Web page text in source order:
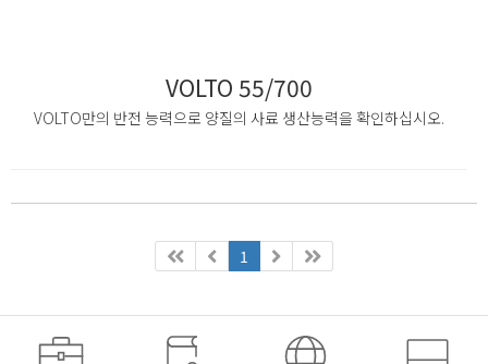
VOLTO 55/700
VOLTO만의 반전 능력으로 양질의 사료 생산능력을 확인하십시오.
1